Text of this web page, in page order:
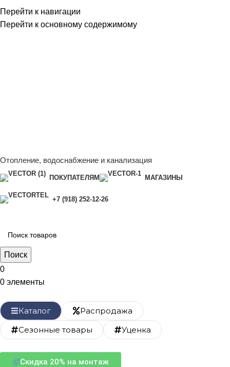
Перейти к навигации
Перейти к основному содержимому
Отопление, водоснабжение и канализация
ПОКУПАТЕЛЯМ МАГАЗИНЫ
+7 (918) 252-12-26
Поиск
0
0 элементы
Каталог
Распродажа
Сезонные товары
Уценка
Скидка 20% на монтаж